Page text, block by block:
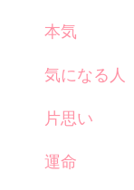
本気
気になる人
片思い
運命